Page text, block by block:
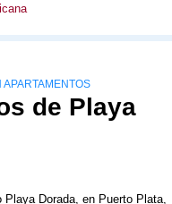
de Playa
Dorada, en Puerto Plata,